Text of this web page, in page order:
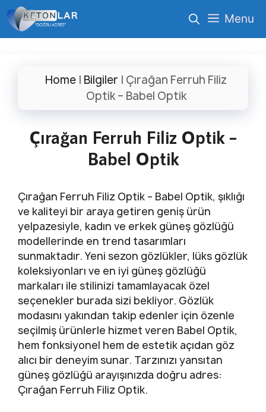
İçeriğe
atla
Menu
Home | Bilgiler | Çırağan Ferruh Filiz
Optik – Babel Optik
Çırağan Ferruh Filiz Optik –
Babel Optik
Çırağan Ferruh Filiz Optik – Babel Optik, şıklığı
ve kaliteyi bir araya getiren geniş ürün
yelpazesiyle, kadın ve erkek güneş gözlüğü
modellerinde en trend tasarımları
sunmaktadır. Yeni sezon gözlükler, lüks gözlük
koleksiyonları ve en iyi güneş gözlüğü
markaları ile stilinizi tamamlayacak özel
seçenekler burada sizi bekliyor. Gözlük
modasını yakından takip edenler için özenle
seçilmiş ürünlerle hizmet veren Babel Optik,
hem fonksiyonel hem de estetik açıdan göz
alıcı bir deneyim sunar. Tarzınızı yansıtan
güneş gözlüğü arayışınızda doğru adres:
Çırağan Ferruh Filiz Optik.